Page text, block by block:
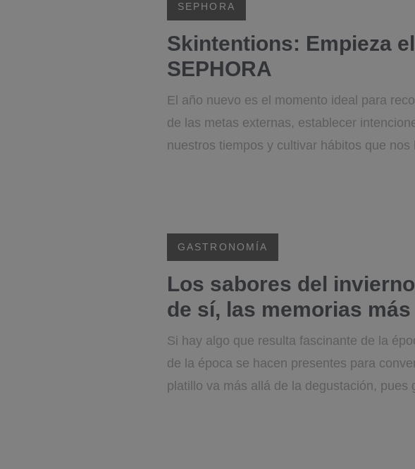
SEPHORA
Skintentions: Empieza
SEPHORA
El año nuevo es el momento ideal para
de las metas externas, establecer
nuestros tiempos y cultivar hábitos que nos
GASTRONOMÍA
Los sabores del
de sí, las memorias
Si hay algo que resulta fascinante de la
de la época se hacen presentes para
platillo va más allá de la degustación, pues